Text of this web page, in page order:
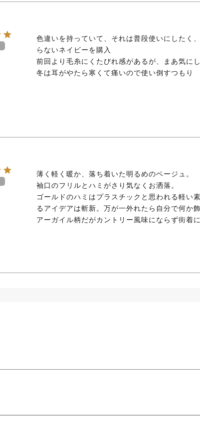
色違いを持っていて、それは普段使いにしたく
らないネイビーを購入
前回より毛糸にくたびれ感があるが、まあ気に
冬は耳がやたら寒くて痛いので使い倒すつもり
薄く軽く暖か、落ち着いた明るめのベージュ。
袖口のフリルとハミがさり気なくお洒落。
ゴールドのハミはプラスチックと思われる軽い
るアイデアは斬新。万が一外れたら自分で何か
アーガイル柄だがカントリー風味にならず街着